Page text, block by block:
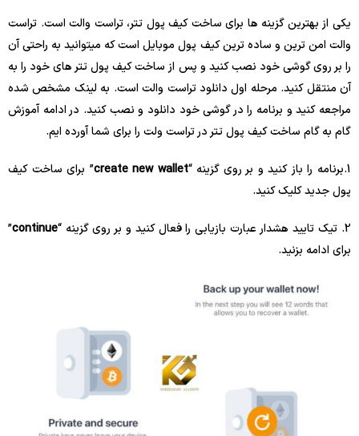
یکی از بهترین گزینه ها برای ساخت کیف پول تتر، تراست والت است. تراست
والت امن ترین و ساده ترین کیف پول موبایل است که میتوانید به راحتی آن
را بر روی گوشی خود نصب کنید و پس از ساخت کیف پول تتر های خود را به
آن منتقل کنید. مرحله اول دانلود تراست والت است. به لینک مشخص شده
مراجعه کنید و برنامه را در گوشی خود دانلود و نصب کنید. در ادامه آموزش
گام به گام ساخت کیف پول تتر در تراست ولت را برای شما آورده ایم.
1.برنامه را باز کنید و بر روی گزینه “ create new wallet” برای ساخت کیف
پول جدید کلیک کنید.
2. تیک تایید هشدار عبارت بازیابی را فعال کنید و بر روی گزینه “ continue
”
برای ادامه بزنید.